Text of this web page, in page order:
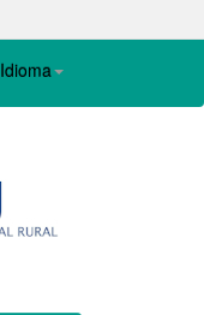
Idioma